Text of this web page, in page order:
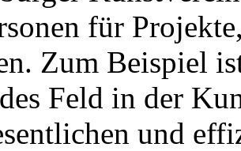
für
Zum Beispiel
Feld in der
und